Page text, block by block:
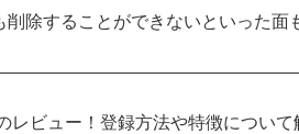
除することができないといった面
レビュー！登録方法や特徴について